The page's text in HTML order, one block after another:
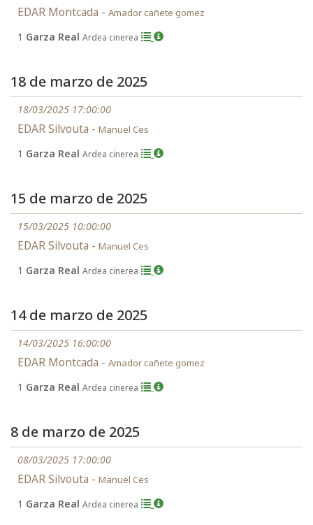
EDAR Montcada - Amador cañete gomez
1 Garza Real Ardea cinerea
18 de marzo de 2025
18/03/2025 17:00:00
EDAR Silvouta - Manuel Ces
1 Garza Real Ardea cinerea
15 de marzo de 2025
15/03/2025 10:00:00
EDAR Silvouta - Manuel Ces
1 Garza Real Ardea cinerea
14 de marzo de 2025
14/03/2025 16:00:00
EDAR Montcada - Amador cañete gomez
1 Garza Real Ardea cinerea
8 de marzo de 2025
08/03/2025 17:00:00
EDAR Silvouta - Manuel Ces
1 Garza Real Ardea cinerea